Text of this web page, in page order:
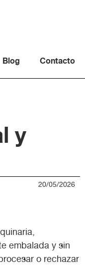
Blog Contacto
y
20/05/2026
embalada y sin
o rechazar